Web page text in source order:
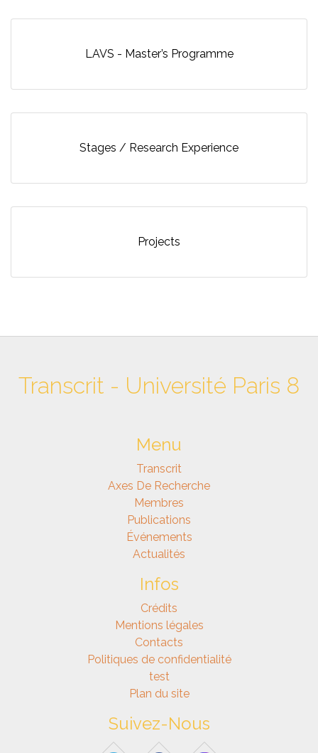
LAVS - Master’s Programme
Stages / Research Experience
Projects
Transcrit - Université Paris 8
Menu
Transcrit
Axes De Recherche
Membres
Publications
Événements
Actualités
Infos
Crédits
Mentions légales
Contacts
Politiques de confidentialité
test
Plan du site
Suivez-Nous